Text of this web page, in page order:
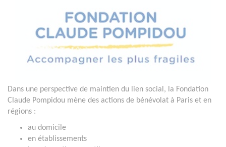
Dans une perspective de maintien du lien social, la Fondation
Claude Pompidou mène des actions de bénévolat à Paris et en
régions :
au domicile
en établissements